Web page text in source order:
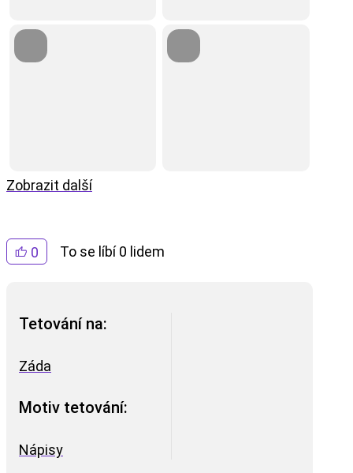
0 To se líbí 0 lidem
Tetování na:
Záda
Motiv tetování:
Nápisy
Zobrazit další